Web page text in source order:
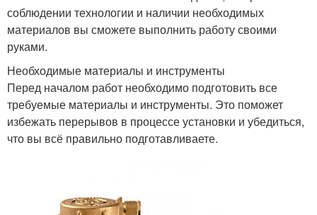
соблюдении технологии и наличии необходимых
материалов вы сможете выполнить работу своими
руками.
Необходимые материалы и инструменты
Перед началом работ необходимо подготовить все
требуемые материалы и инструменты. Это поможет
избежать перерывов в процессе установки и убедиться,
что вы всё правильно подготавливаете.